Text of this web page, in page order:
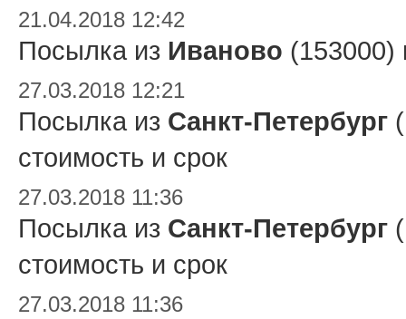
21.04.2018 12:42
Посылка из Иваново
27.03.2018 12:21
Посылка из Санкт-Петербург
стоимость и срок
27.03.2018 11:36
Посылка из Санкт-Петербург
стоимость и срок
27.03.2018 11:36